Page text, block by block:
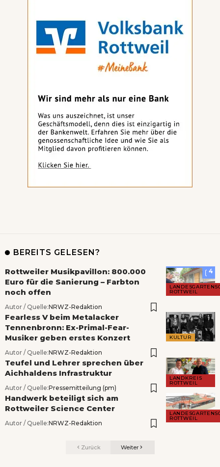
BEREITS GELESEN?
4
ROTTWEIL
Rottweiler Musikpavillon: 800.000
Euro für die Sanierung – Farbton
noch offen
Autor / Quelle:NRWZ-Redaktion
KULTUR
Fearless V beim Metalacker
Tennenbronn: Ex-Primal-Fear-
Musiker geben erstes Konzert
Autor / Quelle:NRWZ-Redaktion
LANDKREIS
ROTTWEIL
Teufel und Lehrer sprechen über
Aichhaldens Infrastruktur
Autor / Quelle:Pressemitteilung (pm)
ROTTWEIL
Handwerk beteiligt sich am
Rottweiler Science Center
Autor / Quelle:NRWZ-Redaktion
Zurück Weiter